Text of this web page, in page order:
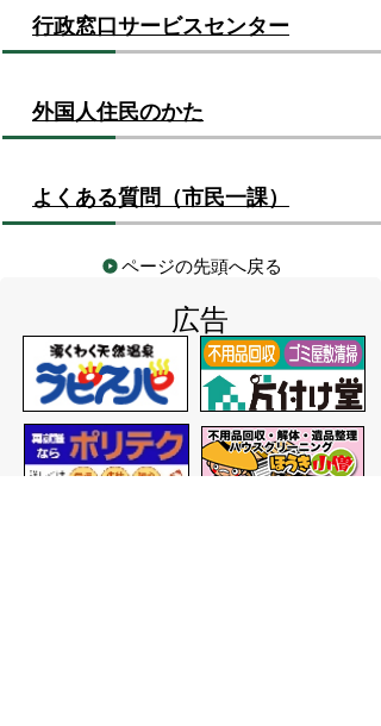
行政窓口サービスセンター
外国人住民のかた
よくある質問（市民一課）
ページの先頭へ戻る
広告